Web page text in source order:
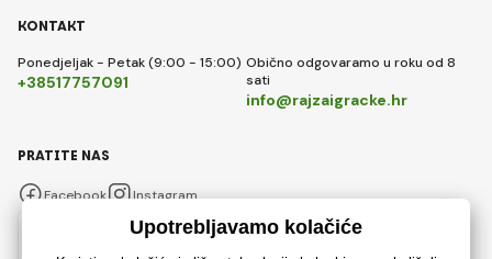
KONTAKT
Ponedjeljak - Petak (9:00 - 15:00)
+38517757091
Obično odgovaramo u roku od 8
sati
info@rajzaigracke.hr
PRATITE NAS
Facebook Instagram